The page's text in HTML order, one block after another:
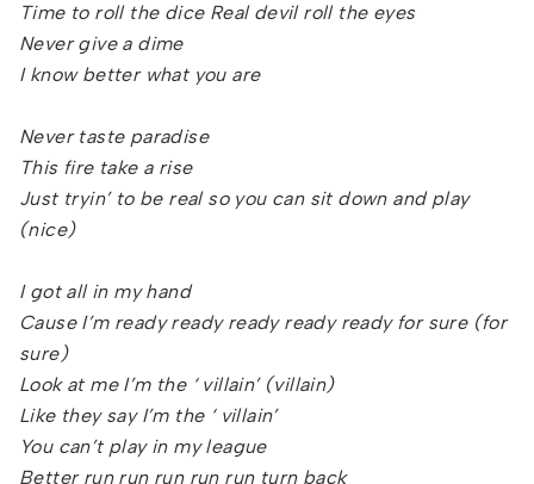
Time to roll the dice Real devil roll the eyes
Never give a dime
I know better what you are
Never taste paradise
This fire take a rise
Just tryin’ to be real so you can sit down and play
(nice)
I got all in my hand
Cause I’m ready ready ready ready ready for sure (for
sure)
Look at me I’m the ‘ villain’ (villain)
Like they say I’m the ‘ villain’
You can’t play in my league
Better run run run run run turn back